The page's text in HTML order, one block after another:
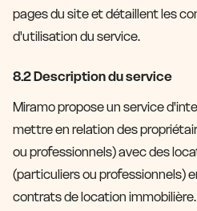
pages du site et détaillent les
d'utilisation du service.
8.2 Description du service
Miramo propose un service
mettre en relation des
ou professionnels) avec des
(particuliers ou professionnels)
contrats de location immobilière.